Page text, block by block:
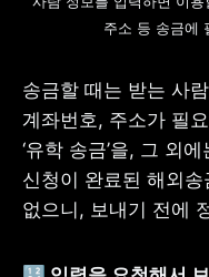
주소 등 송금에
송금할 때는 받는 사
계좌번호, 주소가 필
‘유학 송금’을, 그 외
신청이 완료된 해외
없으니, 보내기 전에